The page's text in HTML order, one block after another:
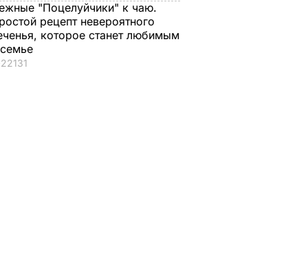
"Поцелуйчики" к чаю.
рецепт невероятного
которое станет любимым
22131